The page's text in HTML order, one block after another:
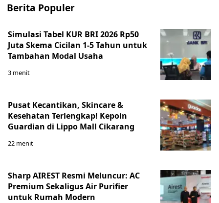
Berita Populer
Simulasi Tabel KUR BRI 2026 Rp50
Juta Skema Cicilan 1-5 Tahun untuk
Tambahan Modal Usaha
3 menit
Pusat Kecantikan, Skincare &
Kesehatan Terlengkap! Kepoin
Guardian di Lippo Mall Cikarang
22 menit
Sharp AIREST Resmi Meluncur: AC
Premium Sekaligus Air Purifier
untuk Rumah Modern